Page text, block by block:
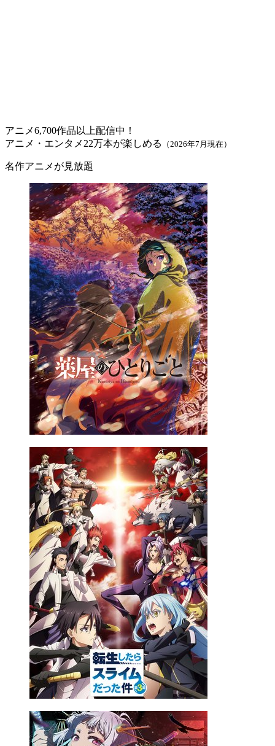
アニメ6,700作品以上配信中！
アニメ・エンタメ22万本が楽しめる
（2026年7月現在）
名作アニメが見放題